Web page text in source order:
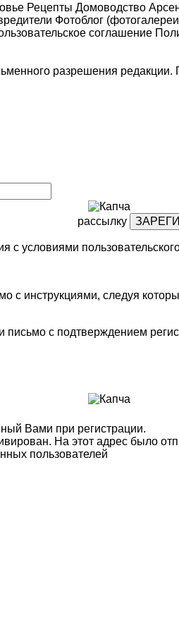
Рецепты Домоводство
Фотоблог
соглашение
разрешения редакции.
рассылку
с условиями
инструкциями, следуя
с подтверждением
Вами при регистрации.
На этот адрес было
пользователей